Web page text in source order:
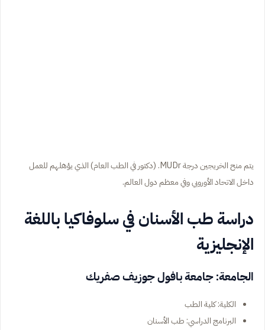
يتم منح الخريجين درجة MUDr. (دكتور في الطب العام) الذي يؤهلهم للعمل
داخل الاتحاد الأوروبي وفي معظم دول العالم.
دراسة طب الأسنان في سلوفاكيا باللغة
الإنجليزية
الجامعة: جامعة بافول جوزيف صفريك
الكلية: كلية الطب
البرنامج الدراسي: طب الأسنان